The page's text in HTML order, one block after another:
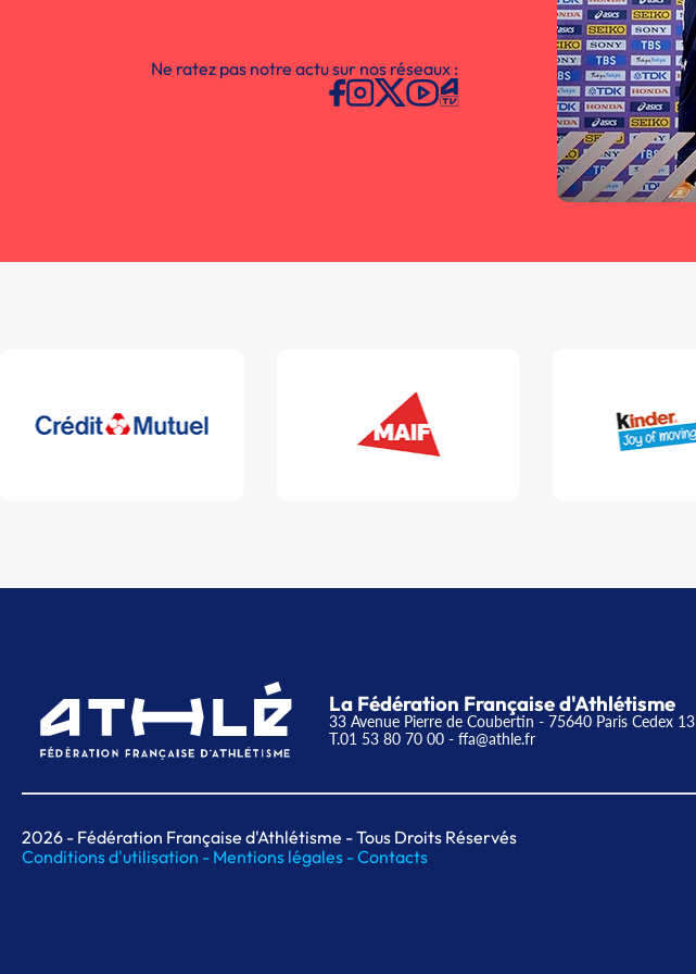
Ne ratez pas notre actu sur nos réseaux :
La Fédération Française d'Athlétisme
33 Avenue Pierre de Coubertin - 75640 Paris Cedex 13
T.01 53 80 70 00 - ffa@athle.fr
2026 - Fédération Française d'Athlétisme - Tous Droits Réservés
Conditions d'utilisation - Mentions légales -Contacts